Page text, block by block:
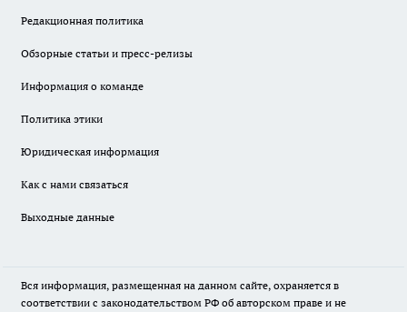
Редакционная политика
Обзорные статьи и пресс-релизы
Информация о команде
Политика этики
Юридическая информация
Как с нами связаться
Выходные данные
Вся информация, размещенная на данном сайте, охраняется в
соответствии с законодательством РФ об авторском праве и не